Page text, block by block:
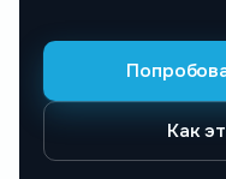
Как